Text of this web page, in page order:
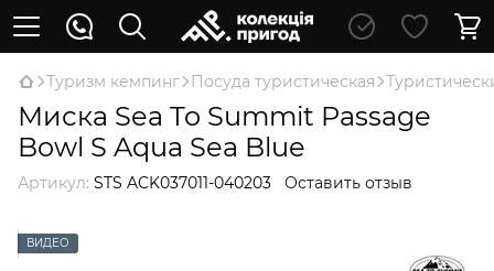
Туризм кемпинг Посуда туристическая
Миска Sea To Summit Passage
Bowl S Aqua Sea Blue
Артикул: STS ACK037011-040203 Оставить отзыв
ВИДЕО